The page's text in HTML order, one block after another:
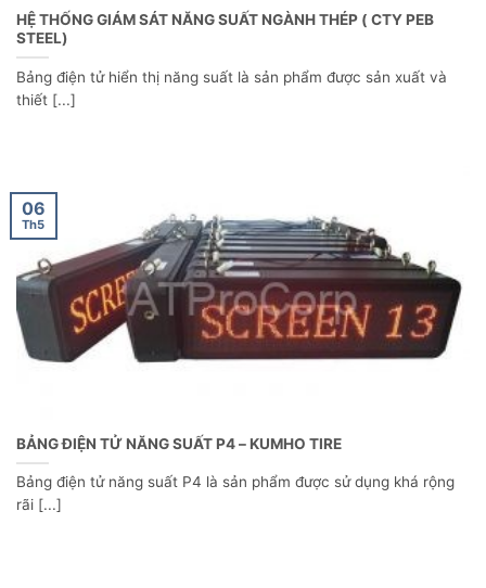
HỆ THỐNG GIÁM SÁT NĂNG SUẤT NGÀNH THÉP ( CTY PEB
STEEL)
Bảng điện tử hiển thị năng suất là sản phẩm được sản xuất và
thiết [...]
BẢNG ĐIỆN TỬ NĂNG SUẤT P4 – KUMHO TIRE
Bảng điện tử năng suất P4 là sản phẩm được sử dụng khá rộng
rãi [...]
06
Th5